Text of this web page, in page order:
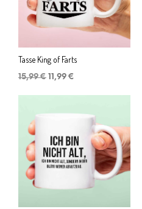
Tasse King of Farts
15,99€ Ursprünglicher
war:
11,99 €
ist: